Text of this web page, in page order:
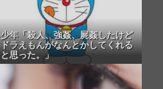
少年「殺人、強姦、屍姦したけど
ドラえもんがなんとかしてくれる
と思った。」